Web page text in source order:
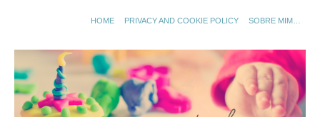
HOME PRIVACY AND COOKIE POLICY SOBRE MIM…